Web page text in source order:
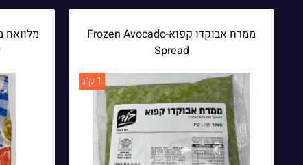
הערות נוספות:
ממרח אבוקדו קפוא-Frozen Avocado
Spread
1 ק"ג